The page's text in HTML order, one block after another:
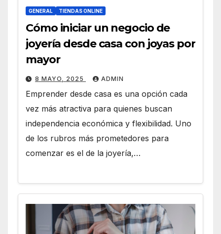
GENERAL TIENDAS ONLINE
Cómo iniciar un negocio de
joyería desde casa con joyas por
mayor
8 MAYO, 2025 ADMIN
Emprender desde casa es una opción cada
vez más atractiva para quienes buscan
independencia económica y flexibilidad. Uno
de los rubros más prometedores para
comenzar es el de la joyería,…